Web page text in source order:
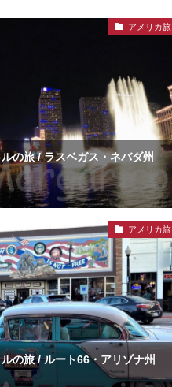
アメリカ旅
の旅 / ラスベガス・ネバダ州
アメリカ旅
の旅 / ルート66・アリゾナ州